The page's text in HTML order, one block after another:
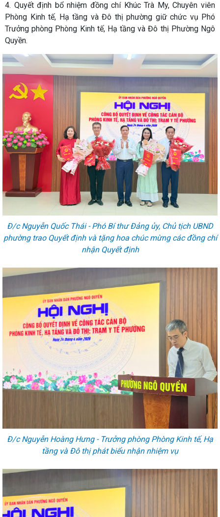
4. Quyết định bổ nhiệm đồng chí Khúc Trà My, Chuyên viên
Phòng Kinh tế, Hạ tầng và Đô thị phường giữ chức vụ Phó
Trưởng phòng Phòng Kinh tế, Hạ tầng và Đô thị Phường Ngô
Quyền.
Đ/c Nguyễn Quốc Thái - Phó Bí thư Đảng ủy, Chủ tịch UBND
phường trao Quyết định và tặng hoa chúc mừng các đồng chí
nhận Quyết định
Đ/c Nguyễn Hoàng Hưng - Trưởng phòng Phòng Kinh tế, Hạ
tầng và Đô thị phát biểu nhận nhiệm vụ